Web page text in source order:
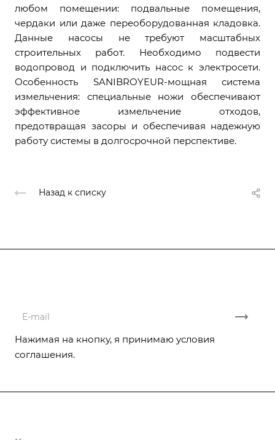
любом помещении: подвальные помещения,
чердаки или даже переоборудованная кладовка​.
Данные насосы не требуют масштабных
строительных работ. Необходимо подвести
водопровод и подключить насос к электросети.
Особенность SANIBROYEUR-мощная система
измельчения: специальные ножи обеспечивают
эффективное измельчение отходов,
предотвращая засоры и обеспечивая надежную
работу системы в долгосрочной перспективе​.
Назад к списку
Нажимая на кнопку, я принимаю условия
соглашения.